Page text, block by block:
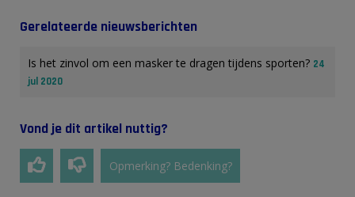
Gerelateerde nieuwsberichten
Is het zinvol om een masker te dragen tijdens sporten? 24
jul 2020
Vond je dit artikel nuttig?
Opmerking? Bedenking?